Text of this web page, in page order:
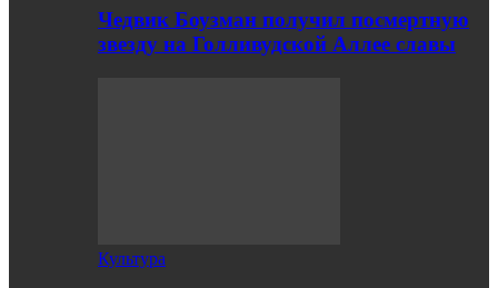
Чедвик Боузман получил посмертную
звезду на Голливудской Аллее славы
Культура